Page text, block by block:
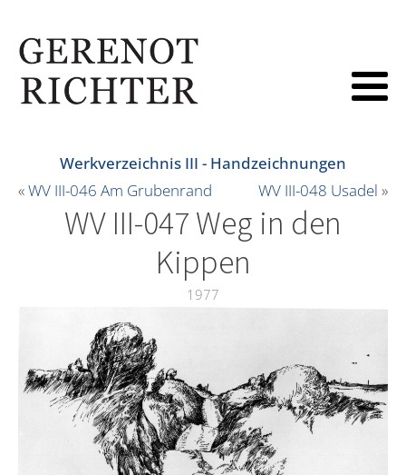
Werkverzeichnis III - Handzeichnungen
«WV III-046 Am Grubenrand WV III-048 Usadel »
WV III-047 Weg in den
Kippen
1977